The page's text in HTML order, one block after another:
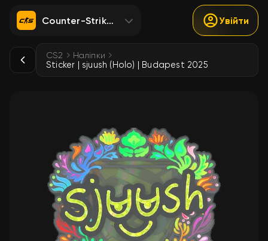
Counter-Strike 2 Увійти
CS2 Наліпки
Sticker | sjuush (Holo) | Budapest 2025